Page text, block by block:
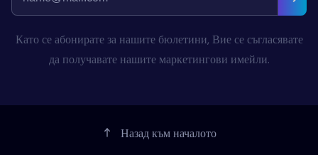
Като се абонирате за нашите бюлетини, Вие се съгласявате
да получавате нашите маркетингови имейли.
Назад към началото